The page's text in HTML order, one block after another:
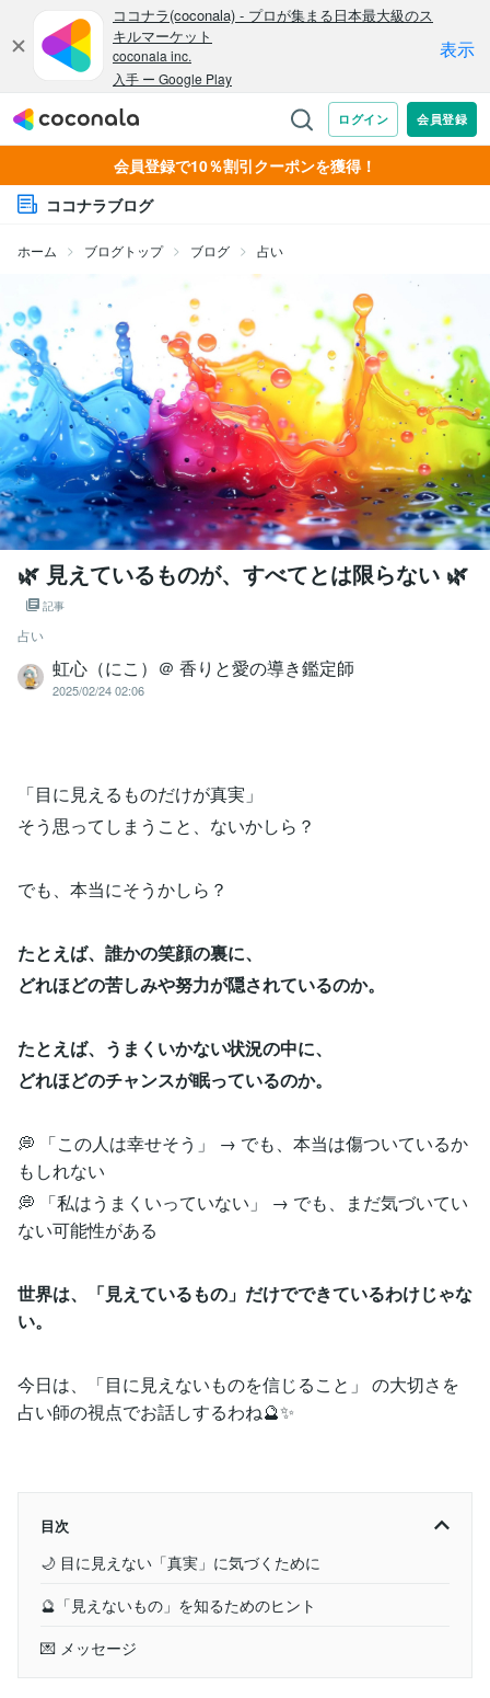
会員登録で10％割引クーポンを獲得！
ココナラブログ
ホーム ブログトップ ブログ 占い
🌿 見えているものが、すべてとは限らない 🌿
記事
占い
虹心（にこ）＠ 香りと愛の導き鑑定師
2025/02/24 02:06
「目に見えるものだけが真実」
そう思ってしまうこと、ないかしら？
でも、本当にそうかしら？
たとえば、誰かの笑顔の裏に、
どれほどの苦しみや努力が隠されているのか。
たとえば、うまくいかない状況の中に、
どれほどのチャンスが眠っているのか。
💭 「この人は幸せそう」 → でも、本当は傷ついているか
もしれない
💭 「私はうまくいっていない」 → でも、まだ気づいてい
ない可能性がある
世界は、「見えているもの」だけでできているわけじゃな
い。
今日は、「目に見えないものを信じること」 の大切さを
占い師の視点でお話しするわね🔮✨
目次
🌙 目に見えない「真実」に気づくために
🔮「見えないもの」を知るためのヒント
💌 メッセージ